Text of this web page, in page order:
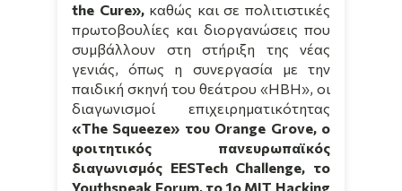
the Cure»,καθώς και σε πολιτιστικές
πρωτοβουλίες και διοργανώσεις που
συμβάλλουν στη στήριξη της νέας
γενιάς, όπως η συνεργασία με την
παιδική σκηνή του θεάτρου «ΗΒΗ», οι
διαγωνισμοί επιχειρηματικότητας
«The Squeeze» του Orange Grove, ο
φοιτητικός πανευρωπαϊκός
διαγωνισμός EESTech Challenge, το
Youthspeak Forum, το 1ο MIT Hacking